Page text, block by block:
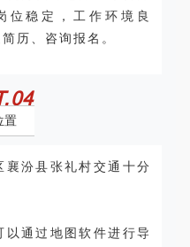
稳定，工作环境良
历、咨询报名。
04
置
襄汾县张礼村交通十分
通过地图软件进行导